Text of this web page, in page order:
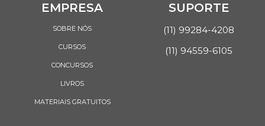
EMPRESA
SOBRE NÓS
CURSOS
CONCURSOS
LIVROS
MATERIAIS GRATUITOS
SUPORTE
(11) 99284-4208
(11) 94559-6105